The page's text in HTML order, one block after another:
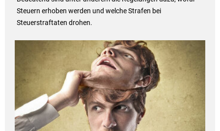
Steuern erhoben werden und welche Strafen bei
Steuerstraftaten drohen.